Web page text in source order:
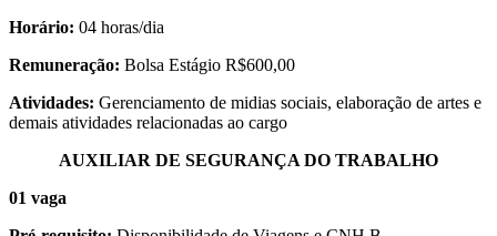
Horário: 04 horas/dia
Remuneração: Bolsa Estágio R$600,00
Atividades: Gerenciamento de midias sociais, elaboração de artes e
demais atividades relacionadas ao cargo
AUXILIAR DE SEGURANÇA DO TRABALHO
01 vaga